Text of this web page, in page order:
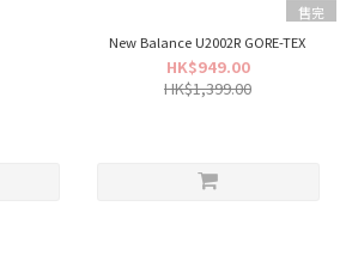
售完
New Balance U2002R GORE-TEX
HK$949.00
HK$1,399.00